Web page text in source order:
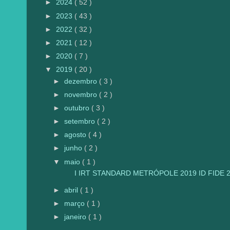
► 2024 ( 52 )
► 2023 ( 43 )
► 2022 ( 32 )
► 2021 ( 12 )
► 2020 ( 7 )
▼ 2019 ( 20 )
►dezembro ( 3 )
► novembro ( 2 )
►outubro ( 3 )
►setembro ( 2 )
►agosto ( 4 )
► junho ( 2 )
▼ maio ( 1 )
I IRT STANDARD METRÓPOLE 2019 ID FIDE
►abril ( 1 )
► março ( 1 )
► janeiro ( 1 )